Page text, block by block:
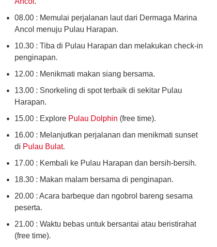
08.00 : Memulai perjalanan laut dari Dermaga Marina
Ancol menuju Pulau Harapan.
10.30 : Tiba di Pulau Harapan dan melakukan check-in
penginapan.
12.00 : Menikmati makan siang bersama.
13.00 : Snorkeling di spot terbaik di sekitar Pulau
Harapan.
15.00 : Explore Pulau Dolphin (free time).
16.00 : Melanjutkan perjalanan dan menikmati sunset
di Pulau Bulat.
17.00 : Kembali ke Pulau Harapan dan bersih-bersih.
18.30 : Makan malam bersama di penginapan.
20.00 : Acara barbeque dan ngobrol bareng sesama
peserta.
21.00 : Waktu bebas untuk bersantai atau beristirahat
(free time).